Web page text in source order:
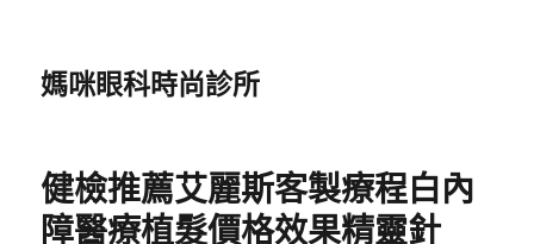
媽咪眼科時尚診所
健檢推薦艾麗斯客製療程白內
障醫療植髮價格效果精靈針